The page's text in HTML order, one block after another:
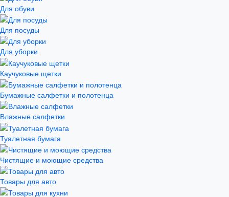
Для обуви
Для посуды
Для уборки
Каучуковые щетки
Бумажные салфетки и полотенца
Влажные салфетки
Туалетная бумага
Чистящие и моющие средства
Товары для авто